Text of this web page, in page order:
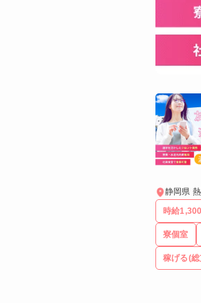
静岡県
時給
寮個室
稼げる(